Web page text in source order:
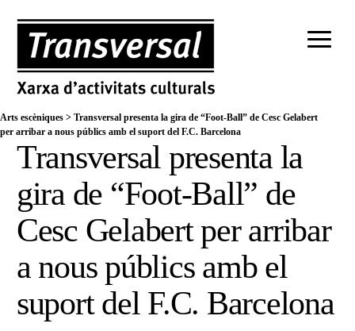
Arts escèniques > Transversal presenta la gira de “Foot-Ball” de Cesc Gelabert
per arribar a nous públics amb el suport del F.C. Barcelona
Transversal presenta la
gira de “Foot-Ball” de
Cesc Gelabert per arribar
a nous públics amb el
suport del F.C. Barcelona